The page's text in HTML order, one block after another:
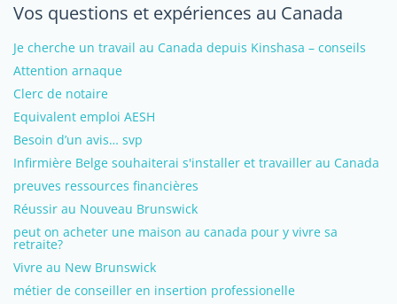
Vos questions et expériences au Canada
Je cherche un travail au Canada depuis Kinshasa – conseils
Attention arnaque
Clerc de notaire
Equivalent emploi AESH
Besoin d’un avis… svp
Infirmière Belge souhaiterai s'installer et travailler au Canada
preuves ressources financières
Réussir au Nouveau Brunswick
peut on acheter une maison au canada pour y vivre sa
retraite?
Vivre au New Brunswick
métier de conseiller en insertion professionelle